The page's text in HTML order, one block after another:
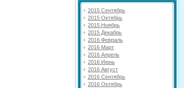
2015 Сентябрь
2015 Октябрь
2015 Ноябрь
2015 Декабрь
2016 Февраль
2016 Март
2016 Апрель
2016 Июнь
2016 Август
2016 Сентябрь
2016 Октябрь